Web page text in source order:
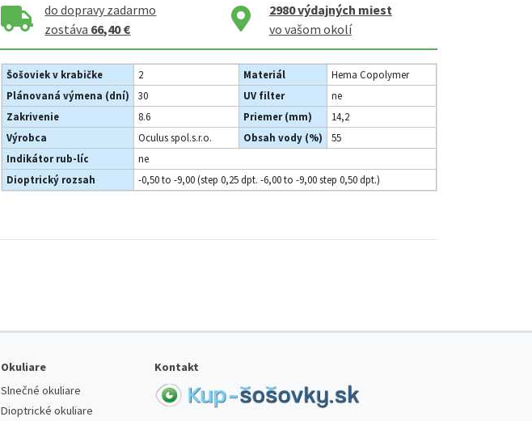
do dopravy zadarmo
zostáva 66,40 €
2980výdajných miest
vo vašom okolí
Šošoviek v krabičke 2 Materiál
Hema Copolymer
Plánovaná výmena (dní)
30 UV filter
ne
Zakrivenie
8.6 Priemer (mm)
14,2
Výrobca
Oculus spol.s.r.o. Obsah vody (%)
55
Indikátor rub-líc
ne
Dioptrický rozsah
-0,50 to -9,00 (step 0,25 dpt. -6,00 to -9,00 step 0,50 dpt.)
Okuliare
Slnečné okuliare
Dioptrické okuliare
Kontakt